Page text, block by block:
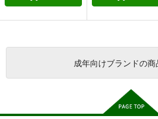
成年向けブランドの商